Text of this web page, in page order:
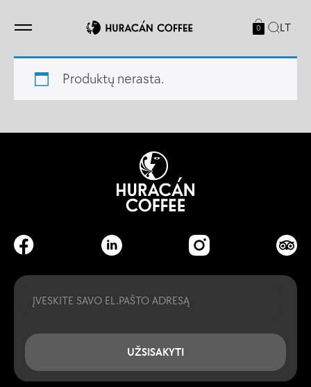
0 LT
Produktų nerasta.
UŽSISAKYTI